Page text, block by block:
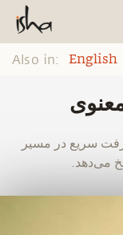
Also in: English
سریع در مسیر
می‌دهد.